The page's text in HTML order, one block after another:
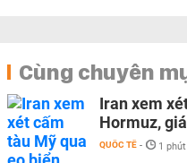
Cùng chuyên
Iran xem
Hormuz,
QUỐC TẾ - 1